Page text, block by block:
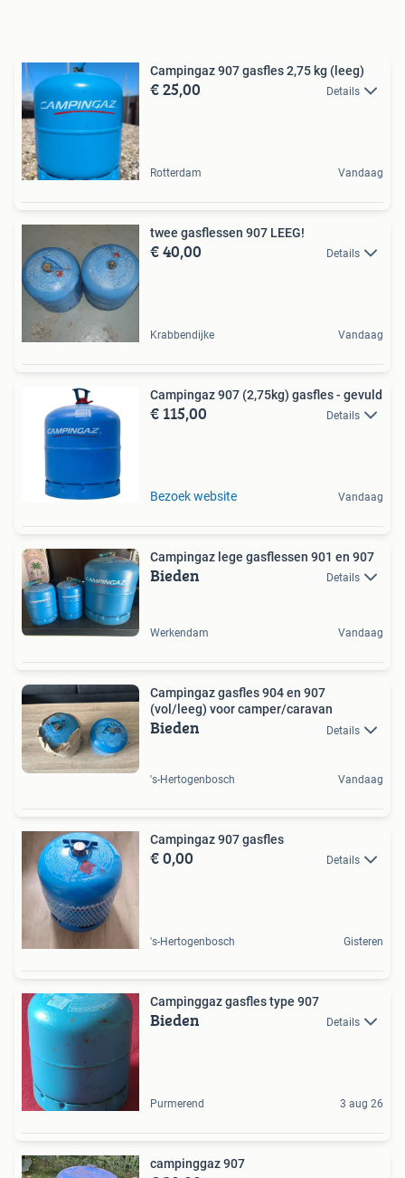
Campingaz 907 gasfles 2,75 kg (leeg)
€ 25,00 Details
Rotterdam Vandaag
twee gasflessen 907 LEEG!
€ 40,00 Details
Krabbendijke Vandaag
Campingaz 907 (2,75kg) gasfles - gevuld
€ 115,00 Details
Bezoek website Vandaag
Campingaz lege gasflessen 901 en 907
Bieden Details
Werkendam Vandaag
Campingaz gasfles 904 en 907
(vol/leeg) voor camper/caravan
Bieden Details
's-Hertogenbosch Vandaag
Campingaz 907 gasfles
€ 0,00 Details
's-Hertogenbosch Gisteren
Campinggaz gasfles type 907
Bieden Details
Purmerend 3 aug 26
campinggaz 907